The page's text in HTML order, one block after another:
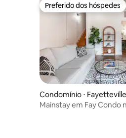
Preferido dos hóspedes
Preferido dos hóspedes
Condomínio ⋅ Fayetteville
Mainstay em Fay Condo